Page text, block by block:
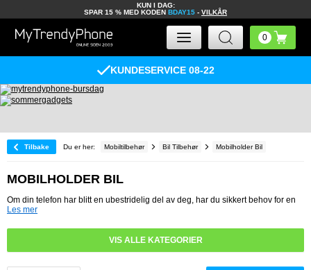
KUN I DAG:
SPAR 15 % MED KODEN BDAY15 - VILKÅR
KUNDESERVICE 08-22
Tilbake Du er her: Mobiltilbehør Bil Tilbehør Mobilholder Bil
MOBILHOLDER BIL
Om din telefon har blitt en ubestridelig del av deg, har du sikkert behov for en
Les mer
VIS ALLE KATEGORIER